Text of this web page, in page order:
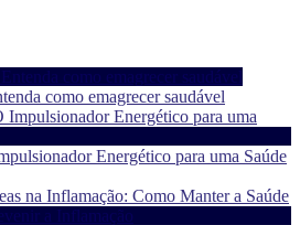
como emagrecer saudável
Energético para uma Saúde